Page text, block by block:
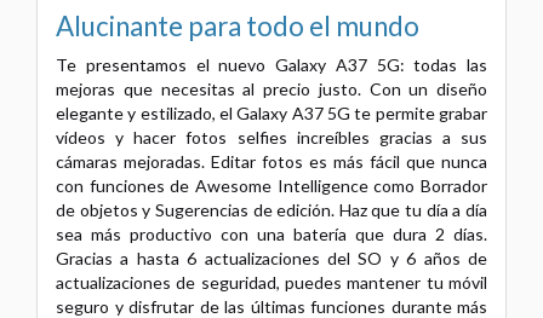
Alucinante para todo el mundo
Te presentamos el nuevo Galaxy A37 5G: todas las
mejoras que necesitas al precio justo. Con un diseño
elegante y estilizado, el Galaxy A37 5G te permite grabar
vídeos y hacer fotos selfies increíbles gracias a sus
cámaras mejoradas. Editar fotos es más fácil que nunca
con funciones de Awesome Intelligence como Borrador
de objetos y Sugerencias de edición. Haz que tu día a día
sea más productivo con una batería que dura 2 días.
Gracias a hasta 6 actualizaciones del SO y 6 años de
actualizaciones de seguridad, puedes mantener tu móvil
seguro y disfrutar de las últimas funciones durante más